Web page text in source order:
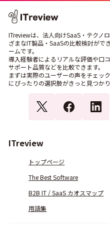
ITreviewは、法人向けSaaS・テクノ
ざまなIT製品・SaaSの比較検討がで
ームです。
導入経験者によるリアルな評価や口
サポート品質などを比較できます。
まずは実際のユーザーの声をチェッ
にぴったりの選択肢がきっと見つかり
ITreview
トップページ
The Best Software
B2B IT / SaaS カオスマップ
用語集